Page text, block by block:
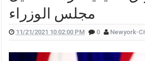
فاخوري أثناء تواجدها على الهواء (صورة)
الضاحية الجنوبية.. هكذا علّقت اليسا (صورة)
مجلس الوزراء
11/21/2021 10:02:00 PM 0 Newyork-